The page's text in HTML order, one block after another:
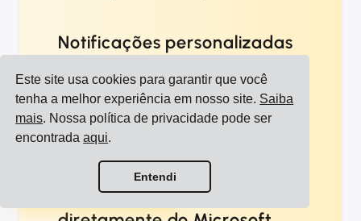
Este site usa cookies para garantir que você
tenha a melhor experiência em nosso site. Saiba
mais. Nossa política de privacidade pode ser
encontradaaqui.
Entendi
Notificações personalizadas
notificações relacionadas ao
transportepara seus parceiros, clientes e
colegas de trabalho são personalizadas e
parecem iguais, independentemente da
transportadora que você está usando.
Como começar a enviar
Ver todas as integrações
Ver todas as transportadoras